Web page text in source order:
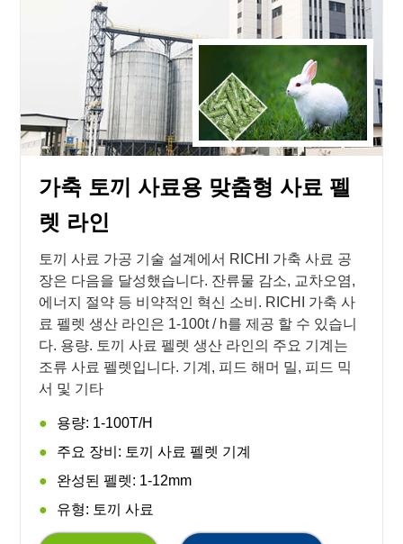
가축 토끼 사료용 맞춤형 사료 펠
렛 라인
토끼 사료 가공 기술 설계에서 RICHI 가축 사료 공
장은 다음을 달성했습니다. 잔류물 감소, 교차오염,
에너지 절약 등 비약적인 혁신 소비. RICHI 가축 사
료 펠렛 생산 라인은 1-100t / h를 제공 할 수 있습니
다. 용량. 토끼 사료 펠렛 생산 라인의 주요 기계는
조류 사료 펠렛입니다. 기계, 피드 해머 밀, 피드 믹
서 및 기타
용량: 1-100T/H
주요 장비: 토끼 사료 펠렛 기계
완성된 펠렛: 1-12mm
유형: 토끼 사료